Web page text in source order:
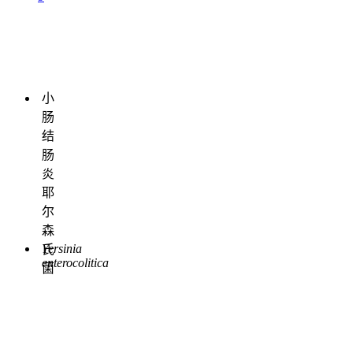
小
肠
结
肠
炎
耶
尔
森
氏
菌
Yersinia
enterocolitica